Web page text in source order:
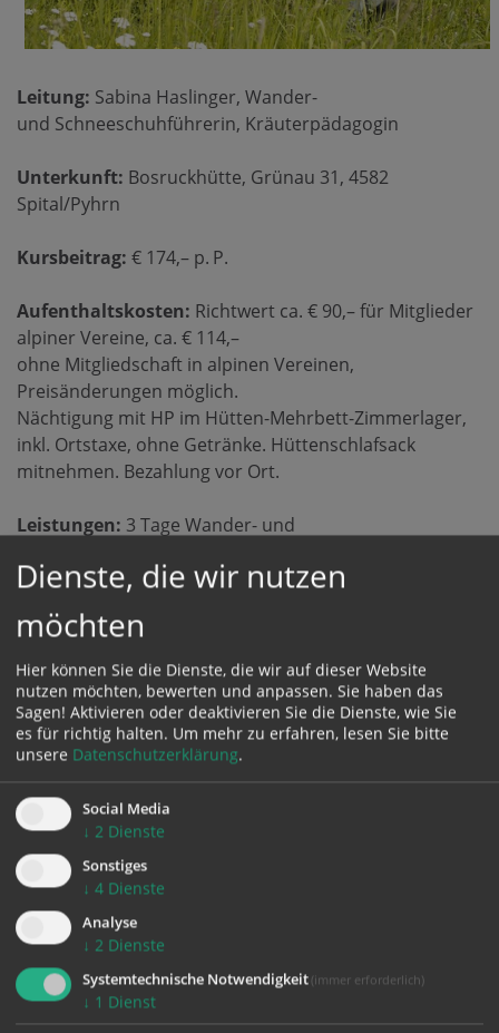
Leitung: Sabina Haslinger, Wander-
und Schneeschuhführerin, Kräuterpädagogin
Unterkunft: Bosruckhütte, Grünau 31, 4582
Spital/Pyhrn
Kursbeitrag: € 174,– p. P.
Aufenthaltskosten: Richtwert ca. € 90,– für Mitglieder
alpiner Vereine, ca. € 114,–
ohne Mitgliedschaft in alpinen Vereinen,
Preisänderungen möglich.
Nächtigung mit HP im Hütten-Mehrbett-Zimmerlager,
inkl. Ortstaxe, ohne Getränke. Hüttenschlafsack
mitnehmen. Bezahlung vor Ort.
Leistungen: 3 Tage Wander- und
34,Anmeldeformular
Stornobedingungen:Es gelten die
Stornobedingungen auf www.sabinahaslinger.eu
Teilnehmerinnen:mind. 7, max. 11
Anmeldeschluss:: 15. Mai 2026
FREITAG
19.06.
Dienste, die wir nutzen
möchten
Hier können Sie die Dienste, die wir auf dieser Website
nutzen möchten, bewerten und anpassen. Sie haben das
Sagen! Aktivieren oder deaktivieren Sie die Dienste, wie Sie
es für richtig halten. Um mehr zu erfahren, lesen Sie bitte
unsere Datenschutzerklärung.
Social Media
↓ 2 Dienste
Sonstiges
↓ 4 Dienste
Analyse
↓ 2 Dienste
Systemtechnische Notwendigkeit (immer erforderlich)
↓ 1 Dienst